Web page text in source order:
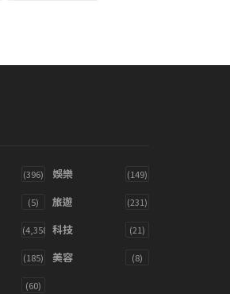
(396) 娛樂 (149)
(5) 旅遊 (231)
(4,358) 科技 (21)
(185) 美容 (8)
(60)